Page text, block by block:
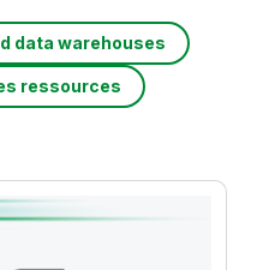
data warehouses
ressources